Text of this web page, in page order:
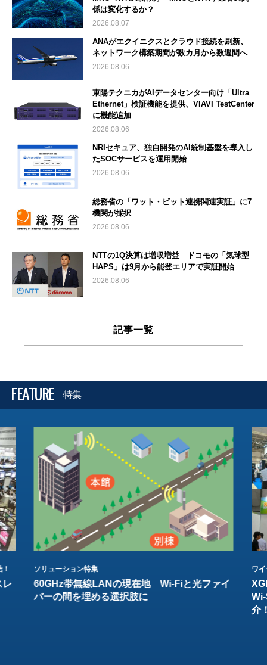
係は変化するか？
2026.08.07
ANAがエクイニクスとクラウド接続を刷新、
ネットワーク構築期間が数カ月から数週間へ
2026.08.06
東陽テクニカがAIデータセンター向け「Ultra
Ethernet」検証機能を提供、VIAVI TestCenter
に機能追加
2026.08.06
NRIセキュア、独自開発のAI統制基盤を導入し
たSOCサービスを運用開始
2026.08.06
総務省の「ワット・ビット連携関連実証」に7
機関が採択
2026.08.06
NTTの1Q決算は増収増益 ドコモの「気球型
HAPS」は9月から能登エリアで実証開始
2026.08.06
記事一覧
FEATURE 特集
レ
ソリューション特集
60GHz帯無線LANの現在地 Wi-Fiと光ファイ
バーの間を埋める選択肢に
ワ
介